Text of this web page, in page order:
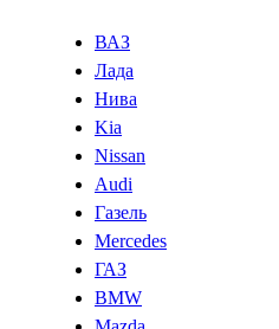
ВАЗ
Лада
Нива
Kia
Nissan
Audi
Газель
Mercedes
ГАЗ
BMW